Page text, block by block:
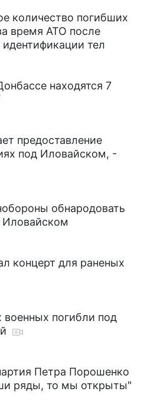
количество погибших
время АТО после
тел
находятся 7
предоставление
под Иловайском, -
обнародовать
Иловайском
концерт для раненых
военных погибли под
Петра Порошенко
ряды, то мы открыты"